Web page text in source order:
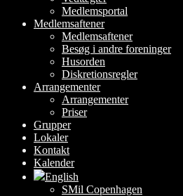
Medlemsportal
Medlemsaftener
Medlemsaftener
Besøg i andre foreninger
Husorden
Diskretionsregler
Arrangementer
Arrangementer
Priser
Grupper
Lokaler
Kontakt
Kalender
English
SMil Copenhagen